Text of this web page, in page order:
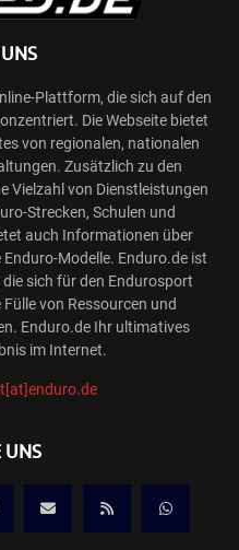
Plattform, die sich auf den
Die Webseite bietet
von regionalen, nationalen
Zusätzlich zu den
Vielzahl von Dienstleistungen
Strecken, Schulen und
auch Informationen über
Enduro-Modelle. Enduro.de ist
sich für den Endurosport
von Ressourcen und
Enduro.de Ihr ultimatives
im Internet.
UNS